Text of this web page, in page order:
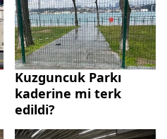
Kuzguncuk Parkı
kaderine mi terk
edildi?